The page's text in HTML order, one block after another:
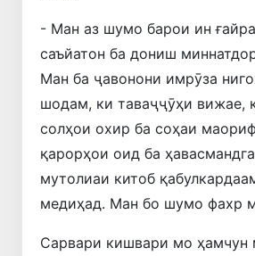
- Ман аз шумо барои ин
саъйатон ба дониш
Ман ба ҷавонони имрӯза
шодам, ки таваҷҷӯҳи вижае,
солҳои охир ба соҳаи
қарорҳои оид ба
мутолиаи китоб
медиҳад. Ман бо шумо фахр
Сарвари кишвари мо ҳамчун